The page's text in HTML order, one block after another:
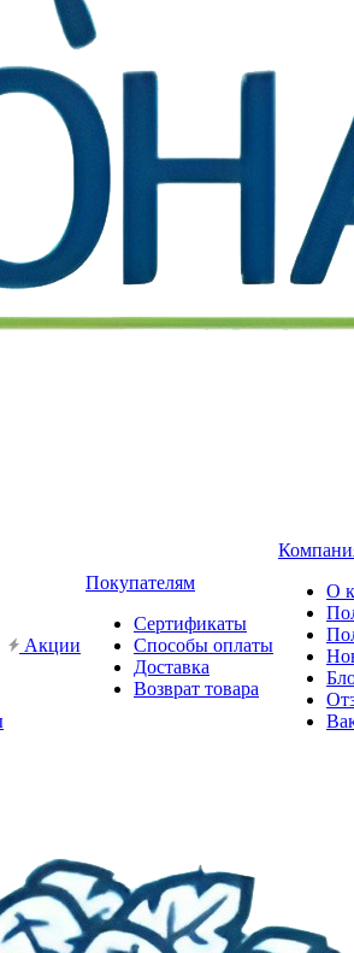
Акции
Покупателям
Сертификаты
Способы оплаты
Доставка
Возврат товара
О